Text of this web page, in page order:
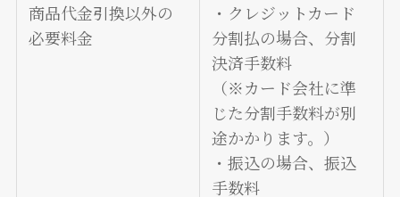
商品代金引換以外の
必要料金
・クレジットカード
分割払の場合、分割
決済手数料
（※カード会社に準
じた分割手数料が別
途かかります。）
・振込の場合、振込
手数料